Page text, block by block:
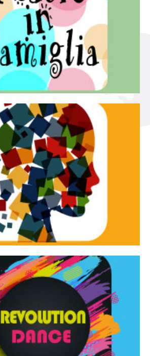
in famiglia
è una rassegna di teatro concepita
e godere del teatro all’intera
famiglia.
Tracce dinamiche
è una rassegna di teatro
e sperimentale.
Continua
Dance
danza contemporanea – I Edizione